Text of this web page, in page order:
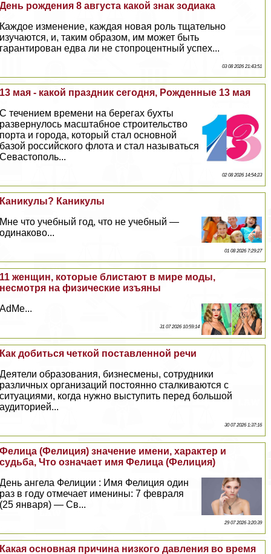
День рождения 8 августа какой знак зодиака
Каждое изменение, каждая новая роль тщательно
изучаются, и, таким образом, им может быть
гарантирован едва ли не стопроцентный успех...
03 08 2026 21:43:51
13 мая - какой праздник сегодня, Рожденные 13 мая
С течением времени на берегах бухты
развернулось масштабное строительство
порта и города, который стал основной
базой российского флота и стал называться
Севастополь...
02 08 2026 14:54:23
Каникулы? Каникулы
Мне что учебный год, что не учебный —
одинаково...
01 08 2026 7:29:27
11 женщин, которые блистают в мире моды,
несмотря на физические изъяны
AdMe...
31 07 2026 10:59:14
Как добиться четкой поставленной речи
Деятели образования, бизнесмены, сотрудники
различных организаций постоянно сталкиваются с
ситуациями, когда нужно выступить перед большой
аудиторией...
30 07 2026 1:37:16
Фелица (Фелиция) значение имени, хаpaктер и
судьба, Что означает имя Фелица (Фелиция)
День ангела Фелиции : Имя Фелиция один
раз в году отмечает именины: 7 февраля
(25 января) — Св...
29 07 2026 3:20:39
Какая основная причина низкого давления во время